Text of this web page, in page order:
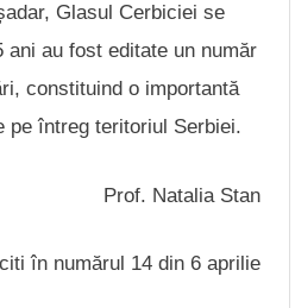
Glasul Cerbiciei se
au fost editate un număr
constituind o importantă
pe întreg teritoriul Serbiei.
Prof. Natalia Stan
în numărul 14 din 6 aprilie